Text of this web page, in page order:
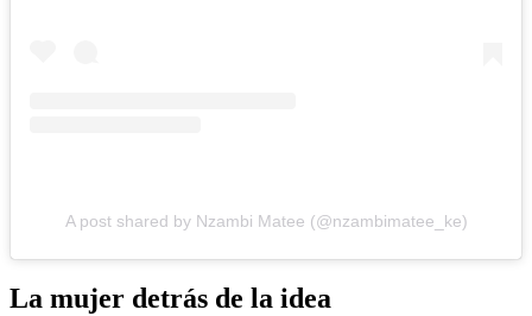
A post shared by Nzambi Matee (@nzambimatee_ke)
La mujer detrás de la idea